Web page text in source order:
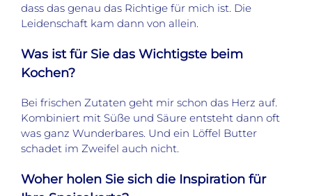
dass das genau das Richtige für mich ist. Die
Leidenschaft kam dann von allein.
Was ist für Sie das Wichtigste beim
Kochen?
Bei frischen Zutaten geht mir schon das Herz auf.
Kombiniert mit Süße und Säure entsteht dann oft
was ganz Wunderbares. Und ein Löffel Butter
schadet im Zweifel auch nicht.
Woher holen Sie sich die Inspiration für